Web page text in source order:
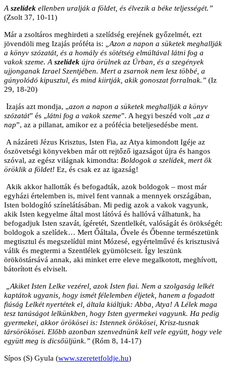
A szelídek ellenben uralják a földet, és élvezik a béke teljességét.”
(Zsolt 37, 10-11)
Már a zsoltáros meghirdeti a szelídség erejének győzelmét, ezt
jövendöli meg Izajás próféta is:
„Azon a napon a süketek meghallják
a könyv szózatát, és a homály és sötétség elmúltával látni fog a
vakok szeme. A szelídek újra örülnek az Úrban, és a szegények
ujjonganak Izrael Szentjében. Mert a zsarnok nem lesz többé, a
gúnyolódó kipusztul, és mind kiirtják, akik gonoszat forralnak.” (Iz
29, 18-20)
Izajás azt mondja, „azon a napon a süketek meghallják a könyv
szózatát” és „látni fog a vakok szeme”. A hegyi beszéd volt „az a
nap”, az a pillanat, amikor ez a prófécia beteljesedésbe ment.
A názáreti Jézus Krisztus, Isten Fia, az Atya kimondott Igéje az
ószövetségi könyvekben már ott rejtőző igazságot újra és hangos
szóval, az egész világnak kimondta: Boldogok a szelídek, mert ők
öröklik a földet! Ez, és csak ez az igazság!
Akik akkor hallották és befogadták, azok boldogok – most már
egyházi értelemben is, mivel fent vannak a mennyek országában,
Isten boldogító színelátásában. Mi pedig azok a vakok vagyunk,
akik Isten kegyelme által most látóvá és hallóvá válhatunk, ha
befogadjuk Isten szavát, ígéretét, Szentlelkét, valóságát és örökségét:
boldogok a szelídek… Mert Őáltala, Ővele és Őbenne természetünk
megtisztul és megszelídül mint Mózesé, egyértelművé és krisztusivá
válik és megtermi a Szentlélek gyümölcseit. Így leszünk
örököstársává annak, aki minket erre eleve megalkotott, meghívott,
bátorított és elviselt.
„Akiket Isten Lelke vezérel, azok Isten fiai. Nem a szolgaság lelkét
kaptátok ugyanis, hogy ismét félelemben éljetek, hanem a fogadott
fiúság Lelkét nyertétek el, általa kiáltjuk: Abba, Atya! A Lélek maga
tesz tanúságot lelkünkben, hogy Isten gyermekei vagyunk. Ha pedig
gyermekei, akkor örökösei is: Istennek örökösei, Krisz-tusnak
társörökösei. Előbb azonban szenvednünk kell vele együtt, hogy vele
együtt meg is dicsőüljünk.” (Róm 8, 14-17)
Sípos (S) Gyula (www.szeretetfoldje.hu)